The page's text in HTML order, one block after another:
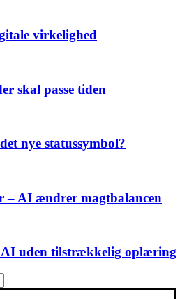
virkelighed
skal passe tiden
nye statussymbol?
– AI ændrer magtbalancen
AI uden tilstrækkelig oplæring